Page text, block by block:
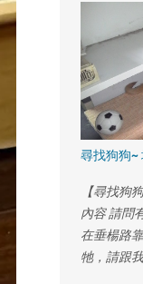
1
尋找狗狗~
【尋找狗
內容 請問
在垂楊路
牠，請跟